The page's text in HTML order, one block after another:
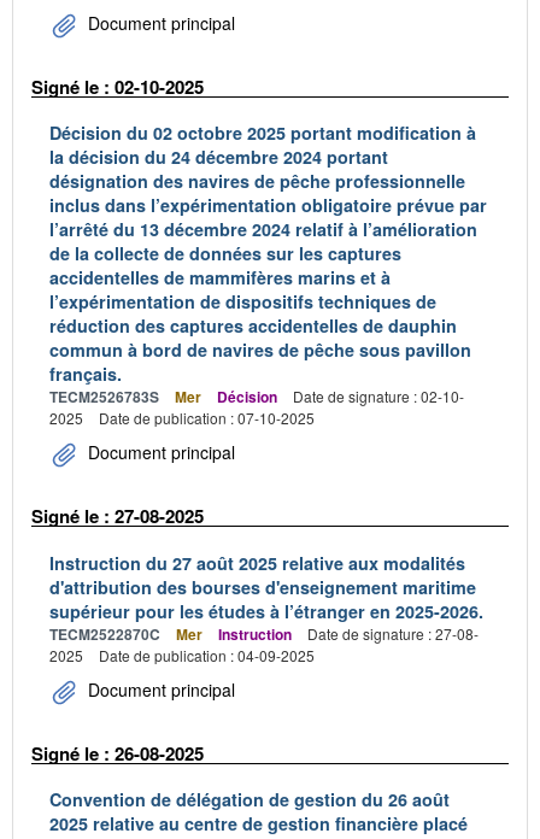
Document principal
Signé le : 02-10-2025
Décision du 02 octobre 2025 portant modification à
la décision du 24 décembre 2024 portant
désignation des navires de pêche professionnelle
inclus dans l’expérimentation obligatoire prévue par
l’arrêté du 13 décembre 2024 relatif à l’amélioration
de la collecte de données sur les captures
accidentelles de mammifères marins et à
l’expérimentation de dispositifs techniques de
réduction des captures accidentelles de dauphin
commun à bord de navires de pêche sous pavillon
français.
TECM2526783S Mer Décision
Date de signature : 02-10-
2025
Date de publication : 07-10-2025
Document principal
Signé le : 27-08-2025
Instruction du 27 août 2025 relative aux modalités
d'attribution des bourses d'enseignement maritime
supérieur pour les études à l’étranger en 2025-2026.
TECM2522870C Mer Instruction
Date de signature : 27-08-
2025
Date de publication : 04-09-2025
Document principal
Signé le : 26-08-2025
Convention de délégation de gestion du 26 août
2025 relative au centre de gestion financière placé